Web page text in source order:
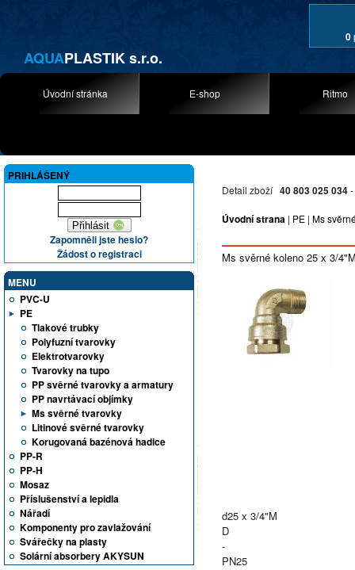
AQUAPLASTIK s.r.o.
0
Úvodní stránka E-shop Ritmo
PRIHLÁŠENÝ
Zapomněli jste heslo?
Žádost o registraci
MENU
PVC-U
PE
Tlakové trubky
Polyfuzní tvarovky
Elektrotvarovky
Tvarovky na tupo
PP svěrné tvarovky a armatury
PP navrtávací objímky
Ms svěrné tvarovky
Litinové svěrné tvarovky
Korugovaná bazénová hadice
PP-R
PP-H
Mosaz
Příslušenství a lepidla
Nářadí
Komponenty pro zavlažování
Svářečky na plasty
Solární absorbery AKYSUN
Detail zboží40 803 025 034
Úvodní strana | PE |Ms
Ms svěrné koleno 25 x 3/
d25 x 3/4"M
D
-
PN25